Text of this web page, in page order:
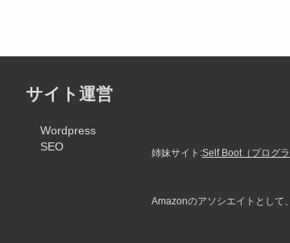
サイト運営
Wordpress
SEO
姉妹サイト:Self Boot（プログ
Amazonのアソシエイトとして